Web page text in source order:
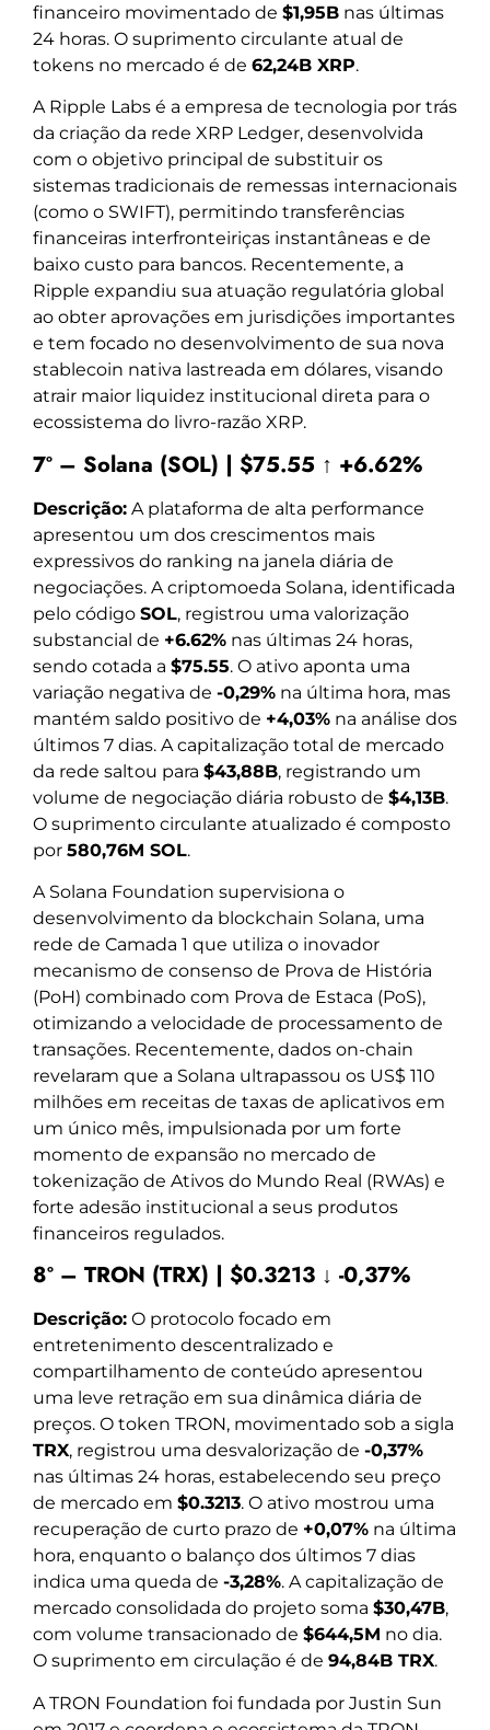
financeiro movimentado de $1,95B nas últimas
24 horas. O suprimento circulante atual de
tokens no mercado é de 62,24B XRP.
A Ripple Labs é a empresa de tecnologia por trás
da criação da rede XRP Ledger, desenvolvida
com o objetivo principal de substituir os
sistemas tradicionais de remessas internacionais
(como o SWIFT), permitindo transferências
financeiras interfronteiriças instantâneas e de
baixo custo para bancos. Recentemente, a
Ripple expandiu sua atuação regulatória global
ao obter aprovações em jurisdições importantes
e tem focado no desenvolvimento de sua nova
stablecoin nativa lastreada em dólares, visando
atrair maior liquidez institucional direta para o
ecossistema do livro-razão XRP.
7º – Solana (SOL) | $75.55 ↑ +6.62%
Descrição: A plataforma de alta performance
apresentou um dos crescimentos mais
expressivos do ranking na janela diária de
negociações. A criptomoeda Solana, identificada
pelo código SOL, registrou uma valorização
substancial de +6.62% nas últimas 24 horas,
sendo cotada a $75.55. O ativo aponta uma
variação negativa de -0,29% na última hora, mas
mantém saldo positivo de +4,03% na análise dos
últimos 7 dias. A capitalização total de mercado
da rede saltou para $43,88B, registrando um
volume de negociação diária robusto de $4,13B.
O suprimento circulante atualizado é composto
por 580,76M SOL.
A Solana Foundation supervisiona o
desenvolvimento da blockchain Solana, uma
rede de Camada 1 que utiliza o inovador
mecanismo de consenso de Prova de História
(PoH) combinado com Prova de Estaca (PoS),
otimizando a velocidade de processamento de
transações. Recentemente, dados on-chain
revelaram que a Solana ultrapassou os US$ 110
milhões em receitas de taxas de aplicativos em
um único mês, impulsionada por um forte
momento de expansão no mercado de
tokenização de Ativos do Mundo Real (RWAs) e
forte adesão institucional a seus produtos
financeiros regulados.
8º – TRON (TRX) | $0.3213 ↓ -0,37%
Descrição: O protocolo focado em
entretenimento descentralizado e
compartilhamento de conteúdo apresentou
uma leve retração em sua dinâmica diária de
preços. O token TRON, movimentado sob a sigla
TRX, registrou uma desvalorização de -0,37%
nas últimas 24 horas, estabelecendo seu preço
de mercado em $0.3213. O ativo mostrou uma
recuperação de curto prazo de +0,07% na última
hora, enquanto o balanço dos últimos 7 dias
indica uma queda de -3,28%. A capitalização de
mercado consolidada do projeto soma $30,47B,
com volume transacionado de $644,5M no dia.
O suprimento em circulação é de 94,84B TRX.
A TRON Foundation foi fundada por Justin Sun